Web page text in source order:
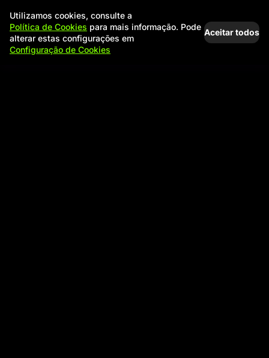
Utilizamos cookies, consulte a
Política de Cookies para mais informação. Pode
alterar estas configurações em
Configuração de Cookies
Aceitar todos